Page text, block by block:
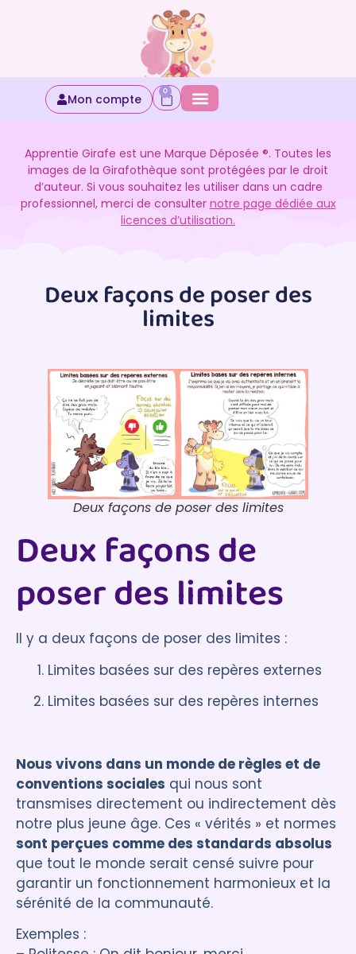
Mon compte
0
Apprentie Girafe est une Marque Déposée ®. Toutes les
images de la Girafothèque sont protégées par le droit
d’auteur. Si vous souhaitez les utiliser dans un cadre
professionnel, merci de consulter notre page dédiée aux
licences d’utilisation.
Deux façons de poser des
limites
Deux façons de poser des limites
Deux façons de
poser des limites
Il y a deux façons de poser des limites :
Limites basées sur des repères externes
Limites basées sur des repères internes
Nous vivons dans un monde de règles et de
conventions sociales qui nous sont
transmises directement ou indirectement dès
notre plus jeune âge. Ces « vérités » et normes
sont perçues comme des standards absolus
que tout le monde serait censé suivre pour
garantir un fonctionnement harmonieux et la
sérénité de la communauté.
Exemples :